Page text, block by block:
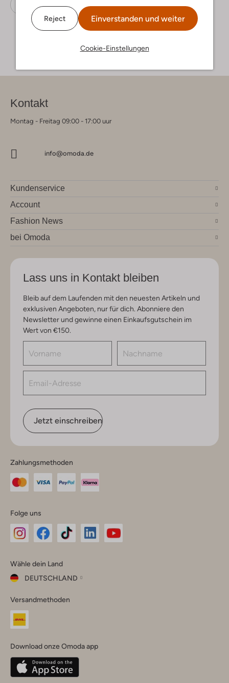
Reject Einverstanden und weiter
Cookie-Einstellungen
Zehentrenner Reef Leder-Optik
Kontakt
Montag - Freitag 09:00 - 17:00 uur
info@omoda.de
Kundenservice
Account
Fashion News
bei Omoda
Lass uns in Kontakt bleiben
Bleib auf dem Laufenden mit den neuesten Artikeln und
exklusiven Angeboten, nur für dich. Abonniere den
Newsletter und gewinne einen Einkaufsgutschein im
Wert von €150.
Jetzt einschreiben
Zahlungsmethoden
Folge uns
Instagram
Facebook
TikTok
Wähle dein Land
DEUTSCHLAND
dein
Land
Belgique(Français)
Deutschland
Versandmethoden
Download onze Omoda app